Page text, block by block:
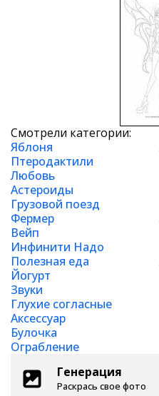
Смотрели категории:
Яблоня
Птеродактили
Любовь
Астероиды
Грузовой поезд
Фермер
Вейп
Инфинити Надо
Полезная еда
Йогурт
Звуки
Глухие согласные
Аксессуар
Булочка
Ограбление
Генерация
Раскрась свое фото